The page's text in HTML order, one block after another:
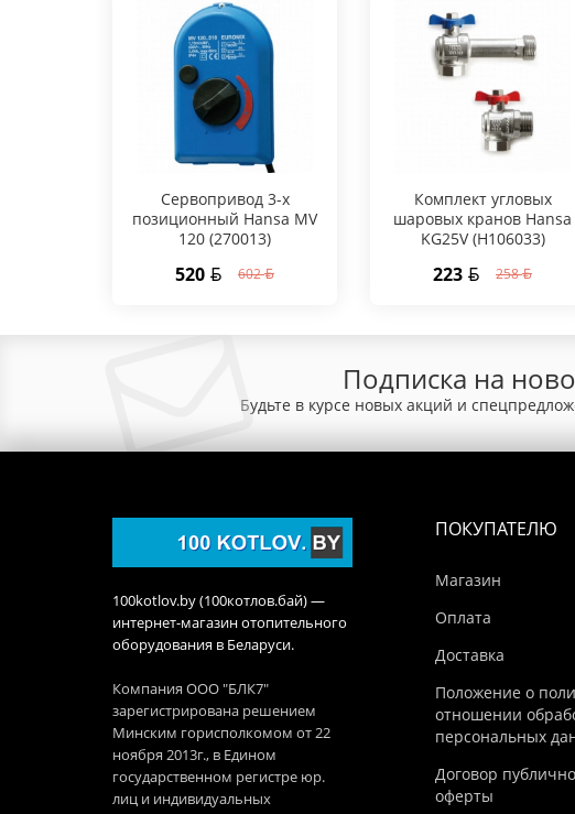
Сервопривод 3-х
позиционный Hansa MV
120 (270013)
520 602
Комплект угловых
шаровых кранов Hansa
KG25V (Н106033)
223 258
Подписка на
Будьте в курсе новых акций и
100kotlov.by (100котлов.бай) —
интернет-магазин отопительного
оборудования в Беларуси.
Компания ООО "БЛК7"
зарегистрирована решением
Минским горисполкомом от 22
ноября 2013г., в Едином
государственном регистре юр.
лиц и индивидуальных
ПОКУПАТЕЛЮ
Магазин
Оплата
Доставка
Положение о
отношении
персональных
Договор
оферты